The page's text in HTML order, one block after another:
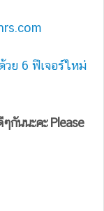
ย 6 ฟีเจอร์ใหม่
กันนะคะ Please